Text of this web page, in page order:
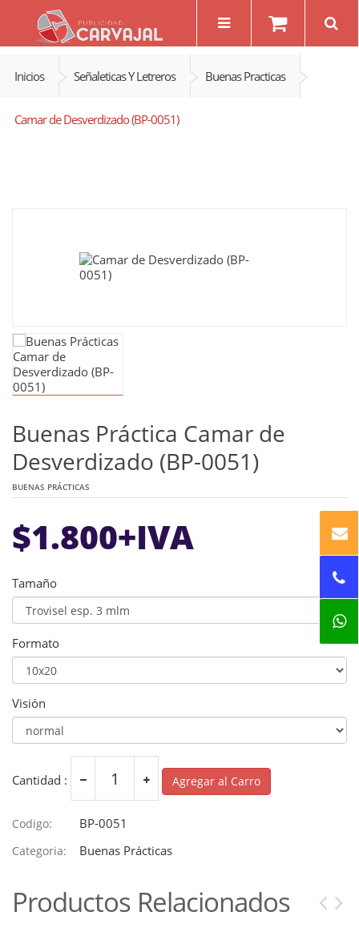
Inicios Señaleticas Y Letreros Buenas Practicas
Camar de Desverdizado (BP-0051)
Buenas Práctica Camar de
Desverdizado (BP-0051)
BUENAS PRÁCTICAS
$1.800+IVA
Tamaño
Formato
Visión
Cantidad : Agregar al Carro
Codigo: BP-0051
Categoria: Buenas Prácticas
Productos Relacionados